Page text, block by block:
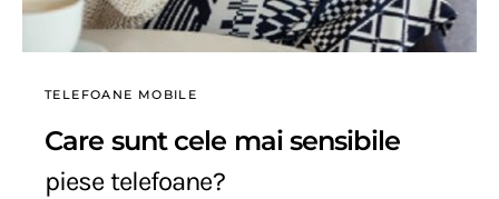
TELEFOANE MOBILE
Care sunt cele mai sensibile
piese telefoane?